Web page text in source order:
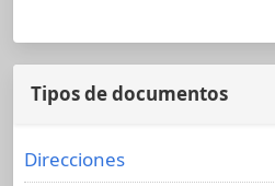
Tipos de documentos
Direcciones